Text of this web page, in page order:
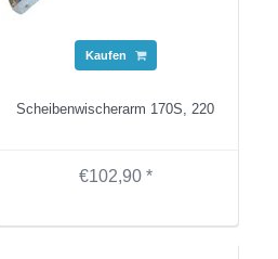
Kaufen
Scheibenwischerarm 170S, 220
€102,90 *